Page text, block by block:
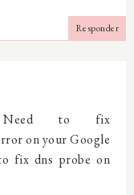
Responder
Need to fix
on your Google
fix dns probe on